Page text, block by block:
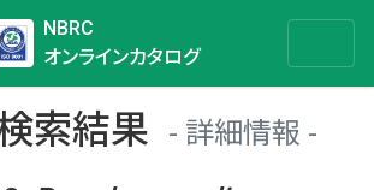
NBRC
オンラインカタログ
索結果
詳細情報